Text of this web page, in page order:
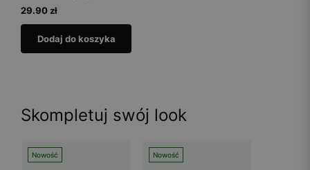
29.90 zł
Dodaj do koszyka
Skompletuj swój look
Nowość Nowość